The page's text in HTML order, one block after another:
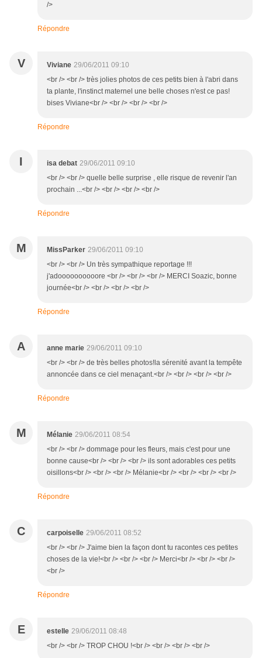
/>
Répondre
V Viviane 29/06/2011 09:10
<br /> <br /> très jolies photos de ces petits bien à l'abri dans
ta plante, l'instinct maternel une belle choses n'est ce pas!
bises Viviane<br /> <br /> <br /> <br />
Répondre
I isa debat 29/06/2011 09:10
<br /> <br /> quelle belle surprise , elle risque de revenir l'an
prochain ...<br /> <br /> <br /> <br />
Répondre
M MissParker 29/06/2011 09:10
<br /> <br /> Un très sympathique reportage !!!
j'adoooooooooore <br /> <br /> <br /> MERCI Soazic, bonne
journée<br /> <br /> <br /> <br />
Répondre
A anne marie 29/06/2011 09:10
<br /> <br /> de très belles photos!la sérenité avant la tempête
annoncée dans ce ciel menaçant.<br /> <br /> <br /> <br />
Répondre
M Mélanie 29/06/2011 08:54
<br /> <br /> dommage pour les fleurs, mais c'est pour une
bonne cause<br /> <br /> <br /> ils sont adorables ces petits
oisillons<br /> <br /> <br /> Mélanie<br /> <br /> <br /> <br />
Répondre
C carpoiselle 29/06/2011 08:52
<br /> <br /> J'aime bien la façon dont tu racontes ces petites
choses de la vie!<br /> <br /> <br /> Merci<br /> <br /> <br />
<br />
Répondre
E estelle 29/06/2011 08:48
<br /> <br /> TROP CHOU !<br /> <br /> <br /> <br />